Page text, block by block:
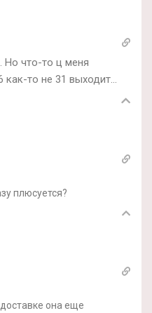
Но что-то ц меня
как-то не 31 выходит…
плюсуется?
она еще